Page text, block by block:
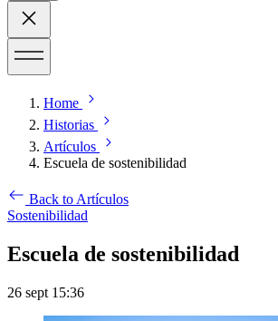
Home
Historias
Artículos
Escuela de sostenibilidad
Back to Artículos
Sostenibilidad
Escuela de sostenibilidad
26 sept 15:36